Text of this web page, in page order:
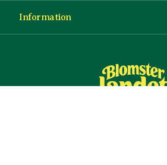
Information
Köp- och leveransvillkor